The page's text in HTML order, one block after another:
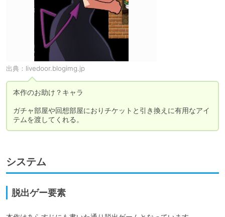
出典： livedoor.blogimg.jp
本作のお助け？キャラ
ガチャ部屋や回想部屋におりチケットと引き換えに有用なアイ
テムを渡してくれる。
システム
脱出ゲー要素